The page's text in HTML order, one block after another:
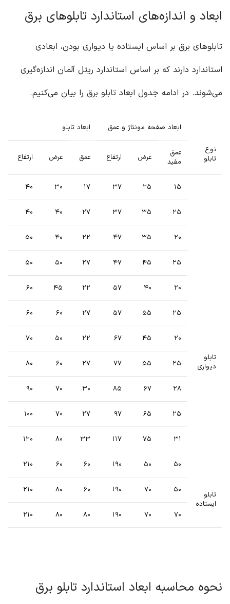
ابعاد و اندازه‌های استاندارد تابلوهای برق
تابلوهای برق بر اساس ایستاده یا دیواری بودن، ابعادی
استاندارد دارند که بر اساس استاندارد ریتل آلمان اندازه‌گیری
می‌شوند. در ادامه جدول ابعاد تابلو برق را بیان می‌کنیم.
نوع
تابلو
ابعاد صفحه مونتاژ و عمق ابعاد تابلو
عمق
مفید
عرض ارتفاع عمق عرض ارتفاع
تابلو
دیواری
۱۵ ۲۵ ۳۷ ۱۷ ۳۰ ۴۰
۲۵ ۳۵ ۳۷ ۲۷ ۴۰ ۴۰
۲۰ ۳۵ ۴۷ ۲۲ ۴۰ ۵۰
۲۵ ۴۵ ۴۷ ۲۷ ۵۰ ۵۰
۲۰ ۴۰ ۵۷ ۲۲ ۴۵ ۶۰
۲۵ ۵۵ ۵۷ ۲۷ ۶۰ ۶۰
۲۰ ۴۵ ۶۷ ۲۲ ۵۰ ۷۰
۲۵ ۵۵ ۷۷ ۲۷ ۶۰ ۸۰
۲۸ ۶۷ ۸۵ ۳۰ ۷۰ ۹۰
۲۵ ۶۵ ۹۷ ۲۷ ۷۰ ۱۰۰
۳۱ ۷۵ ۱۱۷ ۳۳ ۸۰ ۱۲۰
تابلو
ایستاده
۵۰ ۵۰ ۱۹۰ ۶۰ ۶۰ ۲۱۰
۵۰ ۷۰ ۱۹۰ ۶۰ ۸۰ ۲۱۰
۷۰ ۷۰ ۱۹۰ ۸۰ ۸۰ ۲۱۰
نحوه محاسبه ابعاد استاندارد تابلو برق